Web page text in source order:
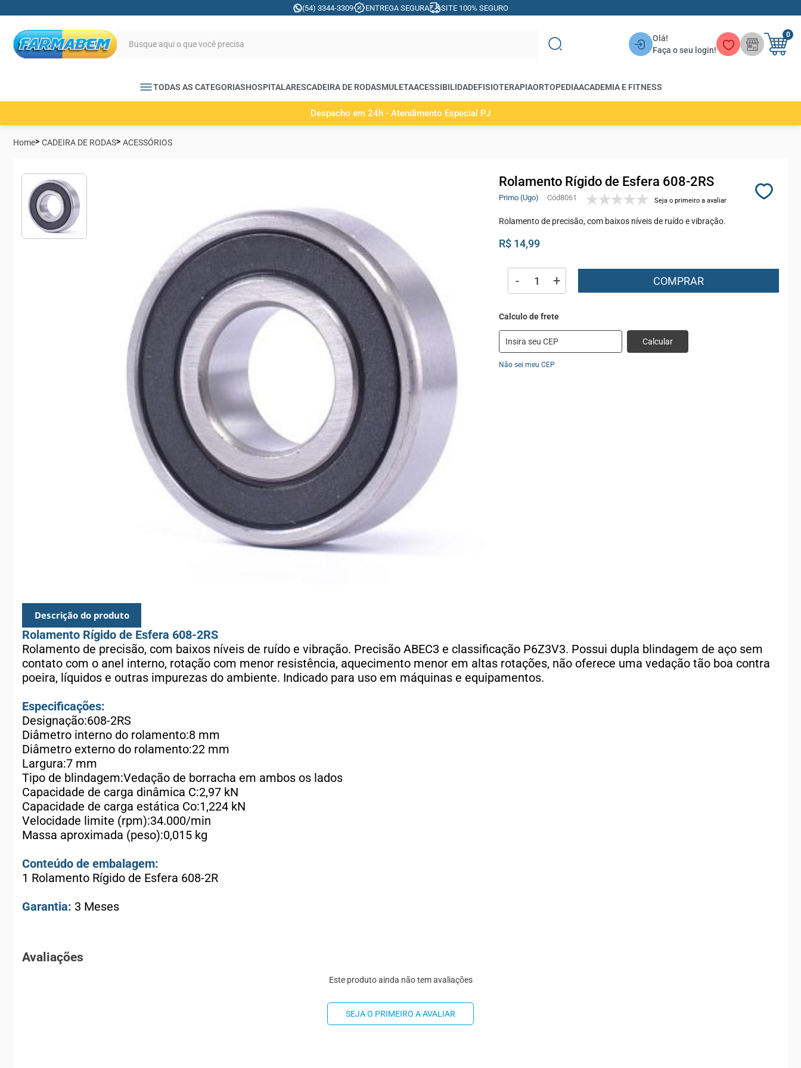
(54) 3344-3309 ENTREGA SEGURA SITE 100% SEGURO
Olá!
Faça o seu login!
0
TODAS AS CATEGORIASHOSPITALARESCADEIRA DE RODASMULETAACESSIBILIDADEFISIOTERAPIAORTOPEDIAACADEMIA E FITNESS
Despacho em 24h - Atendimento Especial PJ
Home CADEIRA DE RODAS ACESSÓRIOS
Rolamento Rígido de Esfera 608-2RS
Primo (Ugo) 8061 Seja o primeiro a avaliar
Rolamento de precisão, com baixos níveis de ruído e vibração.
R$ 14,99
- + COMPRAR
Calcular
Não sei meu CEP
Descrição do produto
Rolamento Rígido de Esfera 608-2RS
Rolamento de precisão, com baixos níveis de ruído e vibração. Precisão ABEC3 e classificação P6Z3V3. Possui dupla blindagem de aço sem
contato com o anel interno, rotação com menor resistência, aquecimento menor em altas rotações, não oferece uma vedação tão boa contra
poeira, líquidos e outras impurezas do ambiente. Indicado para uso em máquinas e equipamentos.
Especificações:
Designação:608-2RS
Diâmetro interno do rolamento:8 mm
Diâmetro externo do rolamento:22 mm
Largura:7 mm
Tipo de blindagem:Vedação de borracha em ambos os lados
Capacidade de carga dinâmica C:2,97 kN
Capacidade de carga estática Co:1,224 kN
Velocidade limite (rpm):34.000/min
Massa aproximada (peso):0,015 kg
Conteúdo de embalagem:
1 Rolamento Rígido de Esfera 608-2R
Garantia: 3 Meses
Avaliações
Este produto ainda não tem avaliações
SEJA O PRIMEIRO A AVALIAR